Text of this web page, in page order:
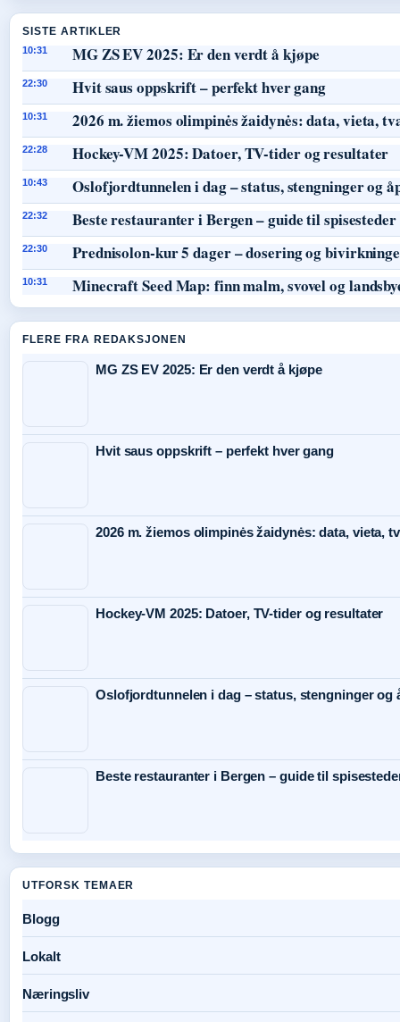
SISTE ARTIKLER
10:31 MG ZS EV 2025: Er den verdt å kjøpe
22:30 Hvit saus oppskrift – perfekt hver gang
10:31 2026 m. žiemos olimpinės žaidynės: data, vieta,
22:28 Hockey-VM 2025: Datoer, TV-tider og resultater
10:43 Oslofjordtunnelen i dag – status, stengninger og
22:32 Beste restauranter i Bergen – guide til spisesteder
22:30 Prednisolon-kur 5 dager – dosering og
10:31 Minecraft Seed Map: finn malm, svovel og
FLERE FRA REDAKSJONEN
MG ZS EV 2025: Er den verdt å kjøpe
Hvit saus oppskrift – perfekt hver gang
2026 m. žiemos olimpinės žaidynės: data, vieta,
Hockey-VM 2025: Datoer, TV-tider og resultater
Oslofjordtunnelen i dag – status, stengninger og
Beste restauranter i Bergen – guide til
UTFORSK TEMAER
Blogg
Lokalt
Næringsliv